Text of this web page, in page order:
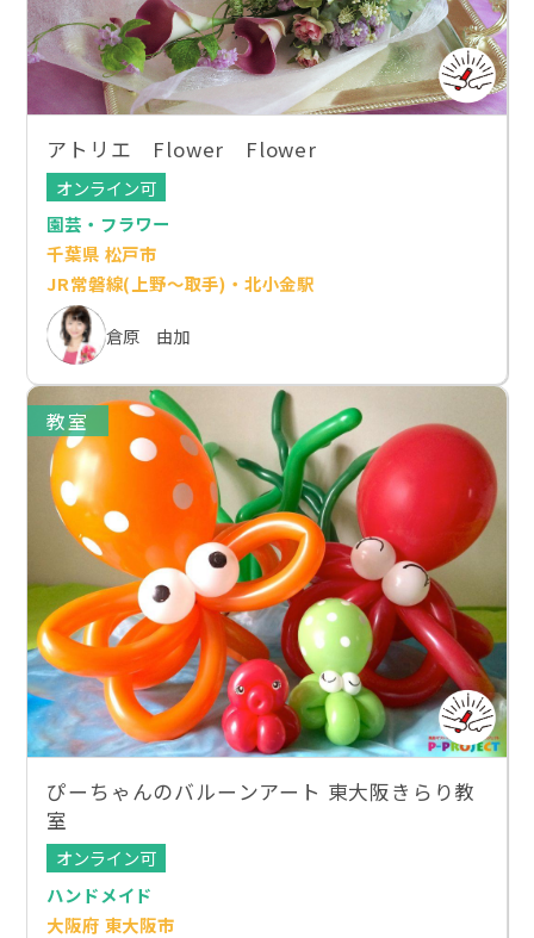
アトリエ Flower Flower
オンライン可
園芸・フラワー
千葉県 松戸市
JR常磐線(上野～取手)・北小金駅
倉原 由加
教室
ぴーちゃんのバルーンアート 東大阪きらり教
室
オンライン可
ハンドメイド
大阪府 東大阪市